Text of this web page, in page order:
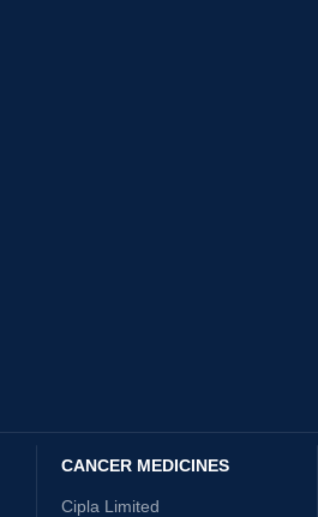
CANCER MEDICINES
Cipla Limited